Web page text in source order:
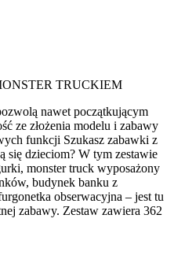
TRUCKIEM
nawet początkującym
ze złożenia modelu i zabawy
funkcji Szukasz zabawki z
się dzieciom? W tym zestawie
monster truck wyposażony
budynek banku z
obserwacyjna – jest tu
zabawy. Zestaw zawiera 362